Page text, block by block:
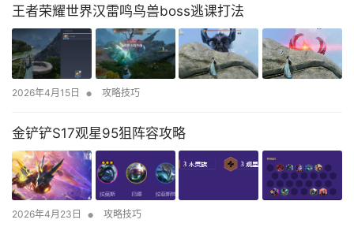
王者荣耀世界汉雷鸣鸟兽boss逃课打法
2026年4月15日 • 攻略技巧
金铲铲S17观星95狙阵容攻略
2026年4月23日 • 攻略技巧